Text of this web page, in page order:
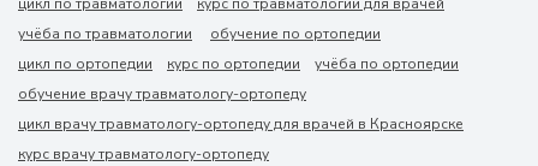
учёба по травматологии
обучение по ортопедии
цикл по ортопедии
курс по ортопедии
учёба по ортопедии
обучение врачу травматологу-ортопеду
цикл врачу травматологу-ортопеду для врачей в Красноярске
курс врачу травматологу-ортопеду